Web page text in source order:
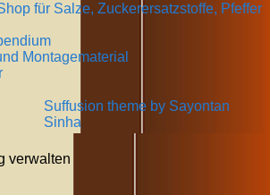
für Salze, Zuckerersatzstoffe, Pfeffer
Montagematerial
Suffusion theme by Sayontan
Sinha
verwalten